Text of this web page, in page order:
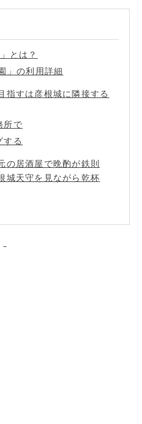
とは？
」の利用詳細
指すは彦根城に隣接する
所で
する
の居酒屋で晩酌が鉄則
城天守を見ながら乾杯